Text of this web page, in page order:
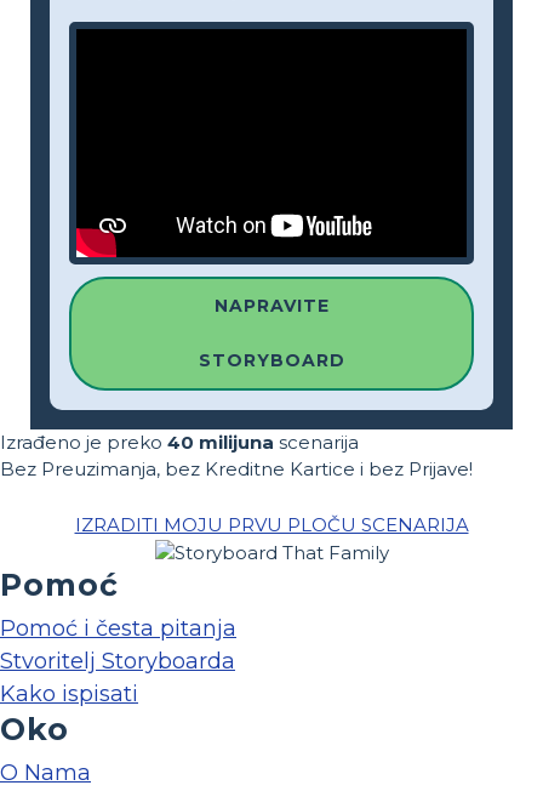
NAPRAVITE
STORYBOARD
Izrađeno je preko 40 milijuna scenarija
Bez Preuzimanja, bez Kreditne Kartice i bez Prijave!
IZRADITI MOJU PRVU PLOČU SCENARIJA
Pomoć
Pomoć i česta pitanja
Stvoritelj Storyboarda
Kako ispisati
Oko
O Nama